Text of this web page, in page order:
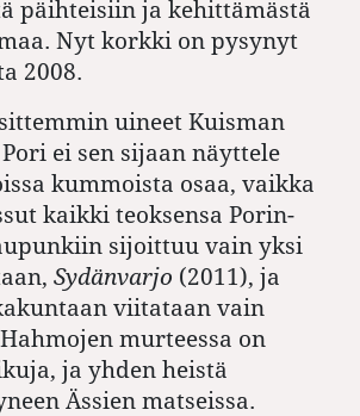
päihteisiin ja kehittämästä
Nyt korkki on pysynyt
2008.
uineet Kuisman
ei sen sijaan näyttele
kummoista osaa, vaikka
kaikki teoksensa Porin-
sijoittuu vain yksi
Sydänvarjo (2011), ja
viitataan vain
murteessa on
ja yhden heistä
Ässien matseissa.